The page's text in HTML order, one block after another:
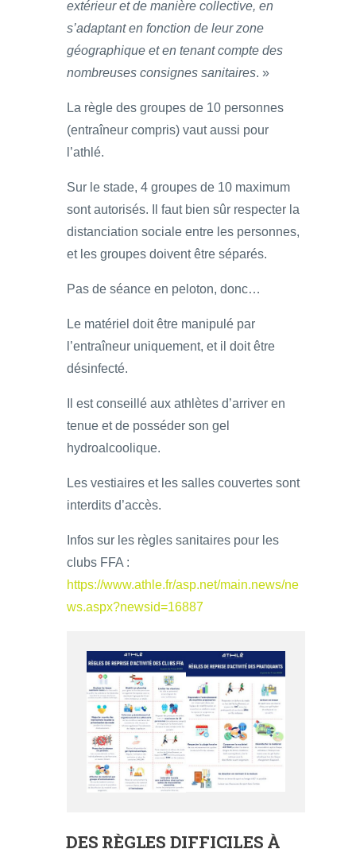
extérieur et de manière collective, en
s’adaptant en fonction de leur zone
géographique et en tenant compte des
nombreuses consignes sanitaires. »
La règle des groupes de 10 personnes
(entraîneur compris) vaut aussi pour
l’athlé.
Sur le stade, 4 groupes de 10 maximum
sont autorisés. Il faut bien sûr respecter la
distanciation sociale entre les personnes,
et les groupes doivent être séparés.
Pas de séance en peloton, donc…
Le matériel doit être manipulé par
l’entraîneur uniquement, et il doit être
désinfecté.
Il est conseillé aux athlètes d’arriver en
tenue et de posséder son gel
hydroalcoolique.
Les vestiaires et les salles couvertes sont
interdits d’accès.
Infos sur les règles sanitaires pour les
clubs FFA :
https://www.athle.fr/asp.net/main.news/ne
ws.aspx?newsid=16887
DES RÈGLES DIFFICILES À